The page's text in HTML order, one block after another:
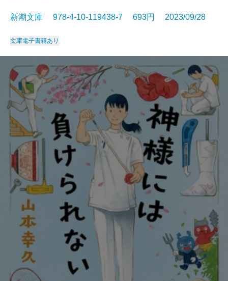
新潮文庫 978-4-10-119438-7 693円 2023/09/28
文庫電子書籍あり